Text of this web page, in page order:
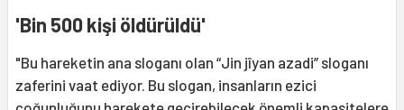
'Bin 500 kişi öldürüldü'
"Bu hareketin ana sloganı olan “Jin jîyan azadi” sloganı
zaferini vaat ediyor. Bu slogan, insanların ezici